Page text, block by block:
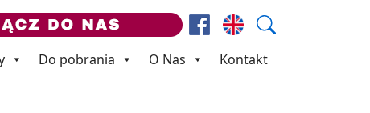
FacebookPrezes ZNP
Wyszukaj
Do pobrania O Nas Kontakt